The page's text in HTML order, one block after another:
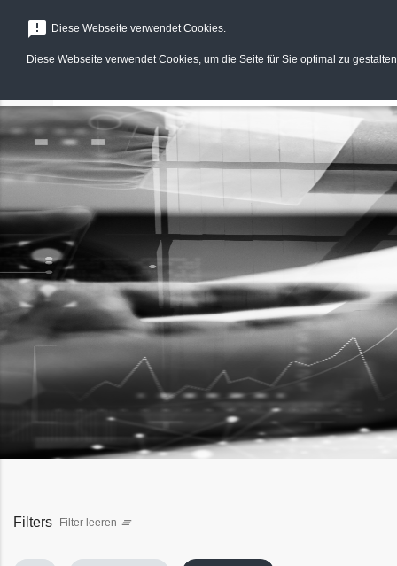
menu
Filters Filter leeren clear_all
announcement Diese Webseite verwendet Cookies.
Diese Webseite verwendet Cookies, um die Seite für Sie optimal zu